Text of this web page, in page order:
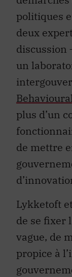
politiques
deux
discussion
un
plus d’un
de mettre
Lykketoft
de se fixer
vague, de
propice à